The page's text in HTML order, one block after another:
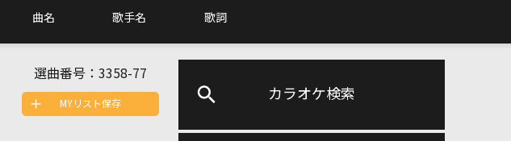
曲名 歌手名 歌詞
カラオケ検索
選曲番号： 3358-77
MYリスト保存